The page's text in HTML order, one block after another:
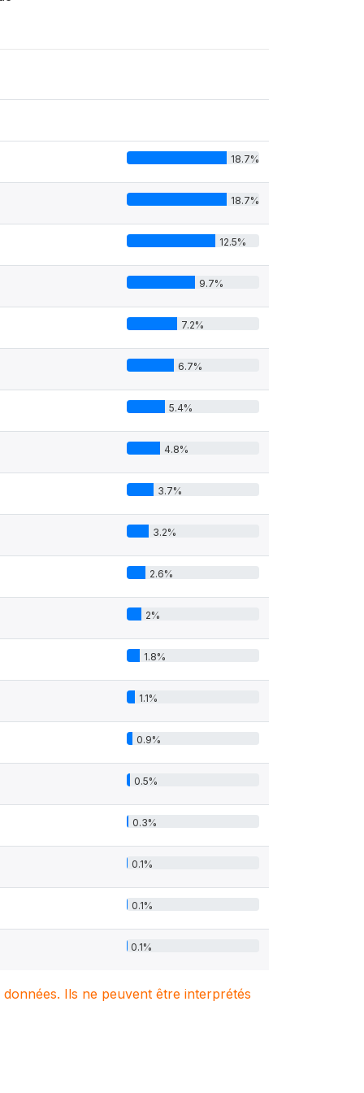
18.7%
18.7%
12.5%
9.7%
7.2%
6.7%
5.4%
4.8%
3.7%
3.2%
2.6%
2%
1.8%
1.1%
0.9%
0.5%
0.3%
0.1%
0.1%
0.1%
Ils ne peuvent être interprétés